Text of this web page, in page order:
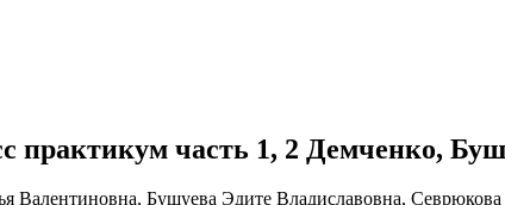
практикум часть 1, 2 Демченко,